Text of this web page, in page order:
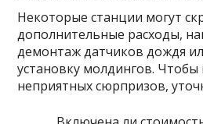
Некоторые станции могут
дополнительные расходы,
демонтаж датчиков дождя
установку молдингов. Чтобы
неприятных сюрпризов,